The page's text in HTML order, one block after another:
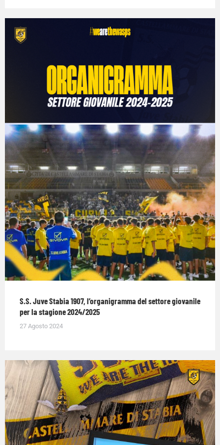
S.S. Juve Stabia 1907, l’organigramma del settore giovanile
per la stagione 2024/2025
27 Agosto 2024